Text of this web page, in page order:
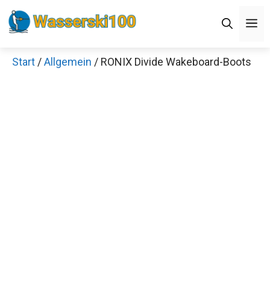
Zum
Inhalt
Start /Allgemein / RONIX Divide Wakeboard-Boots